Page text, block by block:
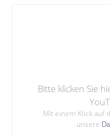
Bitte klicken Sie
Mit einem Klick auf
unsere